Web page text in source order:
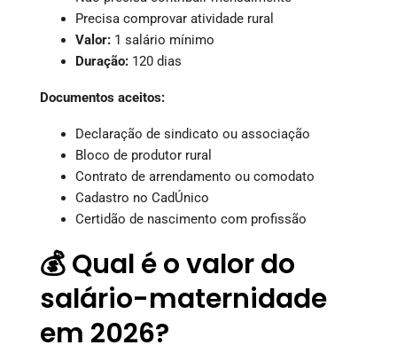
Precisa comprovar atividade rural
Valor: 1 salário mínimo
Duração: 120 dias
Documentos aceitos:
Declaração de sindicato ou associação
Bloco de produtor rural
Contrato de arrendamento ou comodato
Cadastro no CadÚnico
Certidão de nascimento com profissão
💰 Qual é o valor do
salário-maternidade
em 2026?